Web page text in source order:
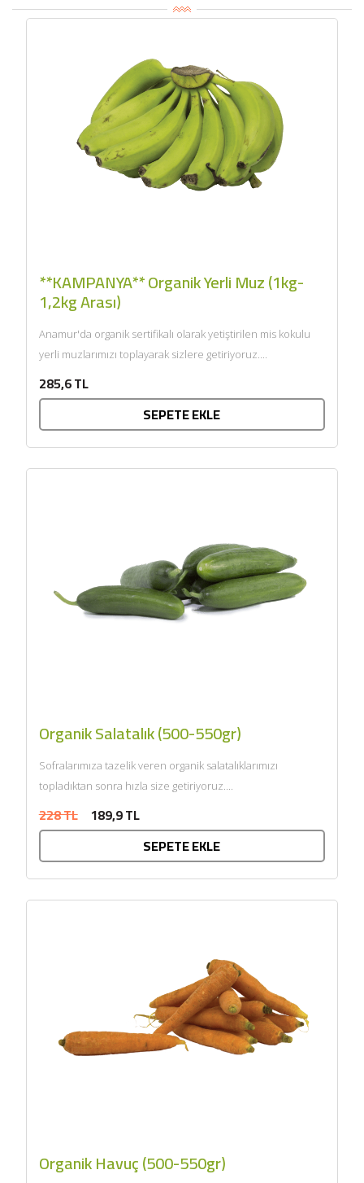
**KAMPANYA** Organik Yerli Muz (1kg-
1,2kg Arası)
Anamur'da organik sertifikalı olarak yetiştirilen mis kokulu
yerli muzlarımızı toplayarak sizlere getiriyoruz....
285,6 TL
SEPETE EKLE
Organik Salatalık (500-550gr)
Sofralarımıza tazelik veren organik salatalıklarımızı
topladıktan sonra hızla size getiriyoruz....
228 TL 189,9 TL
SEPETE EKLE
Organik Havuç (500-550gr)